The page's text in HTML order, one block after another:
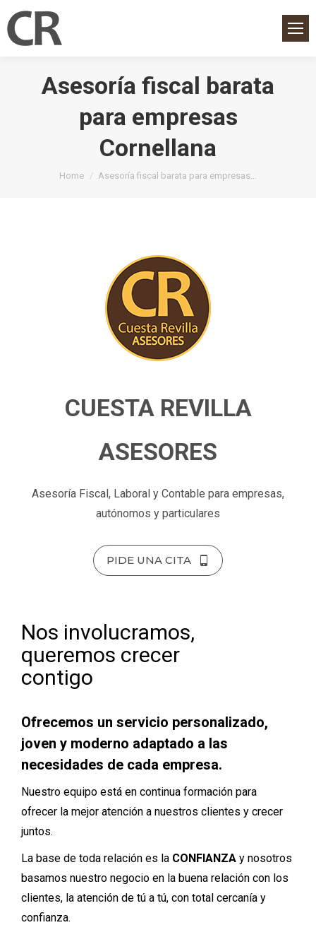
Asesoría fiscal barata
para empresas
Cornellana
You are here:
Home Asesoría fiscal barata para empresas…
CUESTA REVILLA
ASESORES
Asesoría Fiscal, Laboral y Contable para empresas,
autónomos y particulares
PIDE UNA CITA
Nos involucramos,
queremos crecer
contigo
Ofrecemos un servicio personalizado,
joven y moderno adaptado a las
necesidades de cada empresa.
Nuestro equipo está en continua formación para
ofrecer la mejor atención a nuestros clientes y crecer
juntos.
La base de toda relación es la CONFIANZA y nosotros
basamos nuestro negocio en la buena relación con los
clientes, la atención de tú a tú, con total cercanía y
confianza.